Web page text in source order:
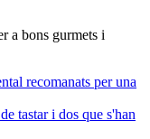
a bons gurmets i
recomanats per una
tastar i dos que s'han